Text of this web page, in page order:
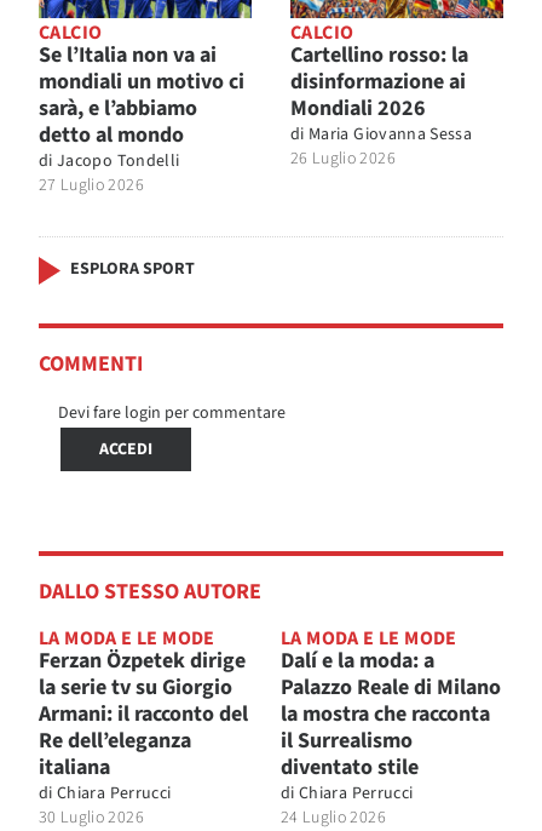
CALCIO
Se l’Italia non va ai
mondiali un motivo ci
sarà, e l’abbiamo
detto al mondo
di Jacopo Tondelli
27 Luglio 2026
CALCIO
Cartellino rosso: la
disinformazione ai
Mondiali 2026
di Maria Giovanna Sessa
26 Luglio 2026
ESPLORA SPORT
COMMENTI
Devi fare login per commentare
ACCEDI
DALLO STESSO AUTORE
LA MODA E LE MODE
Ferzan Özpetek dirige
la serie tv su Giorgio
Armani: il racconto del
Re dell’eleganza
italiana
di Chiara Perrucci
30 Luglio 2026
LA MODA E LE MODE
Dalí e la moda: a
Palazzo Reale di Milano
la mostra che racconta
il Surrealismo
diventato stile
di Chiara Perrucci
24 Luglio 2026